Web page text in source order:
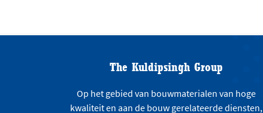
The Kuldipsingh Group
Op het gebied van bouwmaterialen van hoge
kwaliteit en aan de bouw gerelateerde diensten,